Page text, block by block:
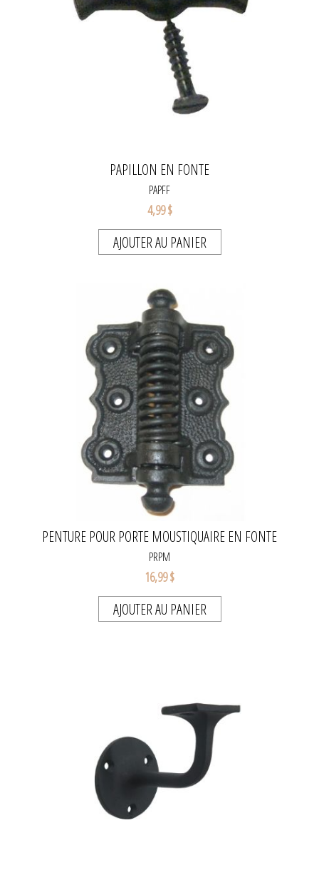
PAPILLON EN FONTE
PAPFF
4,99 $
AJOUTER AU PANIER
PENTURE POUR PORTE MOUSTIQUAIRE EN FONTE
PRPM
16,99 $
AJOUTER AU PANIER